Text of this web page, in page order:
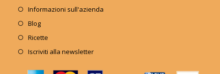
Informazioni sull'azienda
Blog
Ricette
Iscriviti alla newsletter